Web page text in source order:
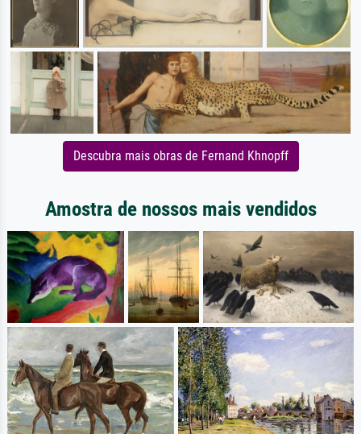
Descubra mais obras de Fernand Khnopff
Amostra de nossos mais vendidos